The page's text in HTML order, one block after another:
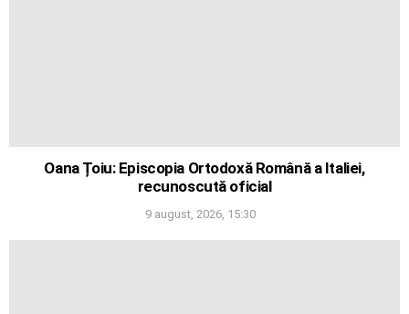
Oana Țoiu: Episcopia Ortodoxă Română a Italiei,
recunoscută oficial
9 august, 2026, 15:30